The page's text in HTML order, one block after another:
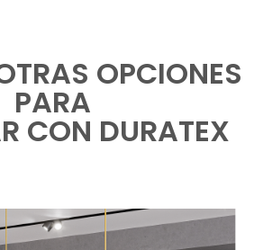
OPCIONES
PARA
CON DURATEX